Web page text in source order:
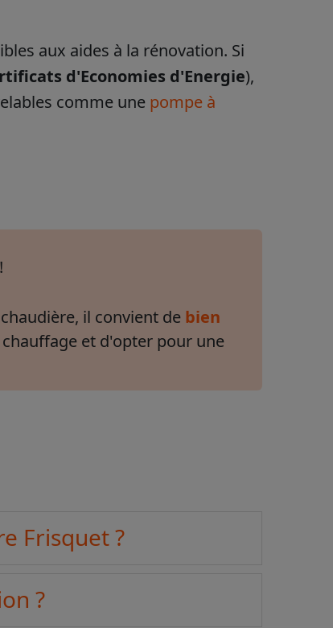
aux aides à la rénovation. Si
d'Economies d'Energie),
comme une pompe à
il convient de bien
et d'opter pour une
Frisquet ?
?